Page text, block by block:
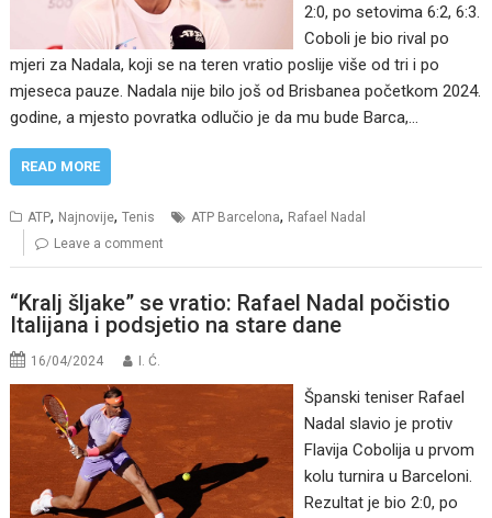
2:0, po setovima 6:2, 6:3.
Coboli je bio rival po
mjeri za Nadala, koji se na teren vratio poslije više od tri i po
mjeseca pauze. Nadala nije bilo još od Brisbanea početkom 2024.
godine, a mjesto povratka odlučio je da mu bude Barca,…
READ MORE
ATP, Najnovije,Tenis ATP Barcelona, Rafael Nadal
Leave a comment
“Kralj šljake” se vratio: Rafael Nadal počistio
Italijana i podsjetio na stare dane
16/04/2024 I. Ć.
Španski teniser Rafael
Nadal slavio je protiv
Flavija Cobolija u prvom
kolu turnira u Barceloni.
Rezultat je bio 2:0, po